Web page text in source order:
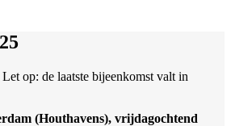
op: de laatste bijeenkomst valt in
(Houthavens), vrijdagochtend